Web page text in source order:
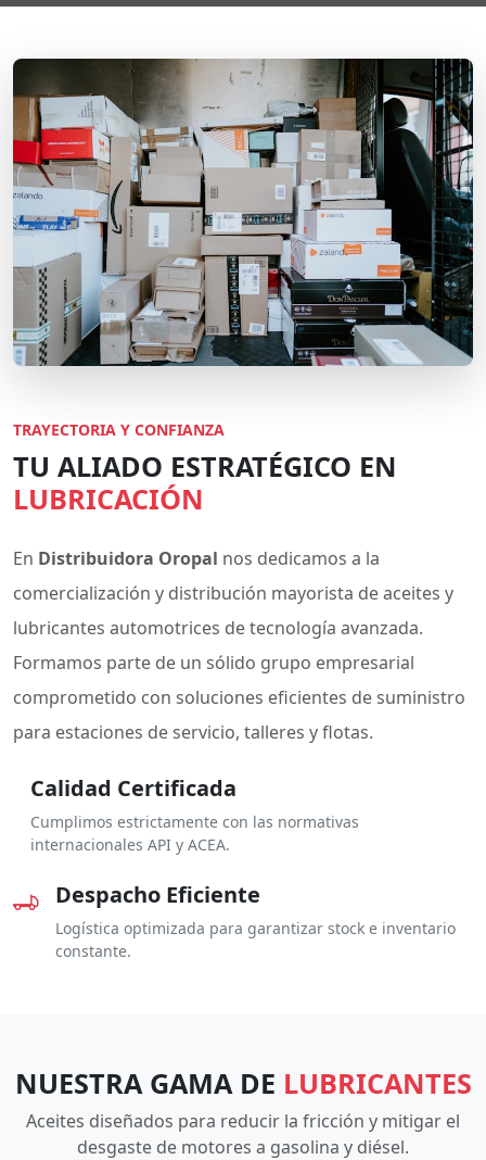
TRAYECTORIA Y CONFIANZA
TU ALIADO ESTRATÉGICO EN
LUBRICACIÓN
En Distribuidora Oropal nos dedicamos a la
comercialización y distribución mayorista de aceites y
lubricantes automotrices de tecnología avanzada.
Formamos parte de un sólido grupo empresarial
comprometido con soluciones eficientes de suministro
para estaciones de servicio, talleres y flotas.
Calidad Certificada
Cumplimos estrictamente con las normativas
internacionales API y ACEA.
Despacho Eficiente
Logística optimizada para garantizar stock e inventario
constante.
NUESTRA GAMA DE LUBRICANTES
Aceites diseñados para reducir la fricción y mitigar el
desgaste de motores a gasolina y diésel.